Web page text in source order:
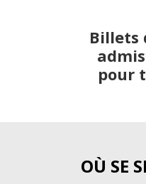
Billets
pour
OÙ SE